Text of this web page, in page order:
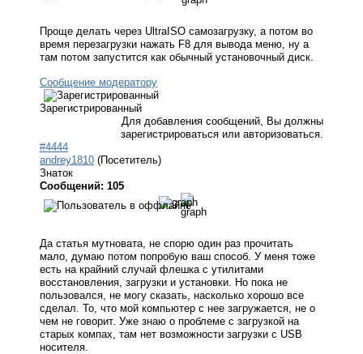
Проще делать через UltraISO самозагрузку, а потом во
время перезагрузки нажать F8 для вывода меню, ну а
там потом запустится как обычный установочный диск.
Сообщение модератору
Зарегистрированный
Для добавления сообщений, Вы должны
зарегистрироваться или авторизоваться.
#4444
andrey1810 (Посетитель)
Знаток
Сообщений: 105
Да статья мутновата, не спорю один раз прочитать
мало, думаю потом попробую ваш способ. У меня тоже
есть на крайний случай флешка с утилитами
восстановления, загрузки и установки. Но пока не
пользовался, не могу сказать, насколько хорошо все
сделал. То, что мой компьютер с нее загружается, не о
чем не говорит. Уже знаю о проблеме с загрузкой на
старых компах, там нет возможности загрузки с USB
носителя.